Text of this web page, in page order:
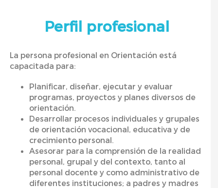
Perfil profesional
La persona profesional en Orientación está
capacitada para:
Planificar, diseñar, ejecutar y evaluar
programas, proyectos y planes diversos de
orientación.
Desarrollar procesos individuales y grupales
de orientación vocacional, educativa y de
crecimiento personal.
Asesorar para la comprensión de la realidad
personal, grupal y del contexto, tanto al
personal docente y como administrativo de
diferentes instituciones; a padres y madres